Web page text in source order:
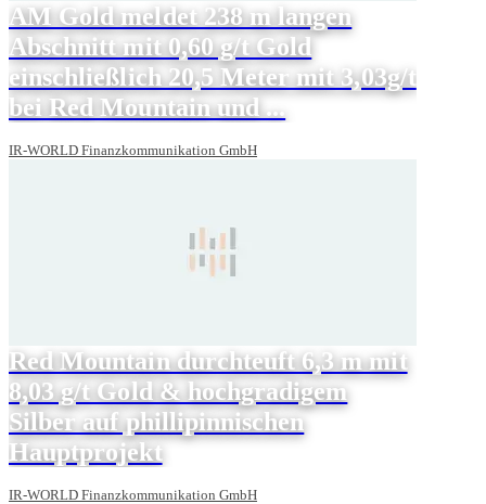
AM Gold meldet 238 m langen
Abschnitt mit 0,60 g/t Gold
einschließlich 20,5 Meter mit 3,03g/t
bei Red Mountain und ...
IR-WORLD Finanzkommunikation GmbH
Red Mountain durchteuft 6,3 m mit
8,03 g/t Gold & hochgradigem
Silber auf phillipinnischen
Hauptprojekt
IR-WORLD Finanzkommunikation GmbH